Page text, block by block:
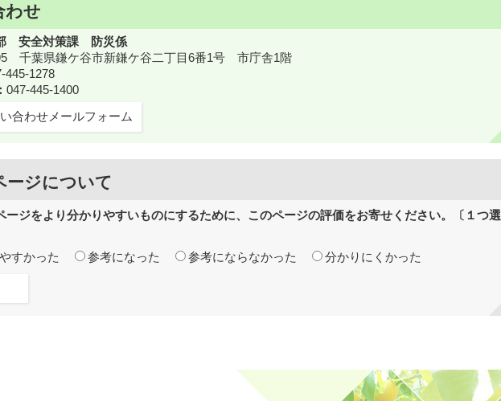
わせ
安全対策課 防災係
千葉県鎌ケ谷市新鎌ケ谷二丁目6番1号 市庁舎1階
445-1278
047-445-1400
合わせメールフォーム
ージについて
ージをより分かりやすいものにするために、このページの評価をお寄せください。〔１つ選
すかった
参考になった 参考にならなかった 分かりにくかった